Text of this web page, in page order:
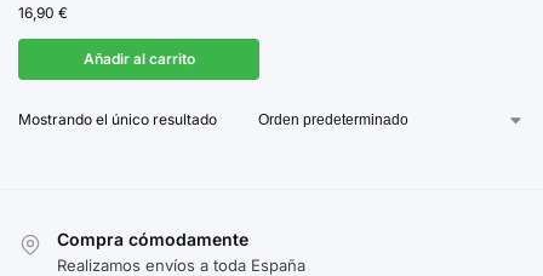
16,90 €
Añadir al carrito
Mostrando el único resultado
Compra cómodamente
Realizamos envíos a toda España